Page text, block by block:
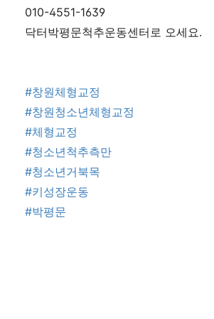
010-4551-1639
닥터박평문척추운동센터로 오세요.
#창원체형교정
#창원청소년체형교정
#체형교정
#청소년척추측만
#청소년거북목
#키성장운동
#박평문